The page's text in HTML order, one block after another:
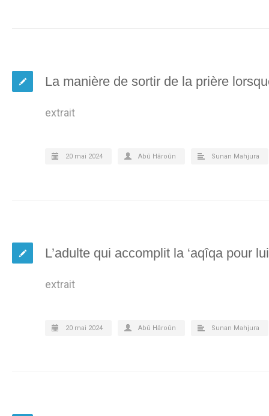
La manière de sortir de la prière
extrait
20 mai 2024 Abû Hâroûn Sunan Mahjura
L’adulte qui accomplit la ‘aqîqa pour
extrait
20 mai 2024 Abû Hâroûn Sunan Mahjura